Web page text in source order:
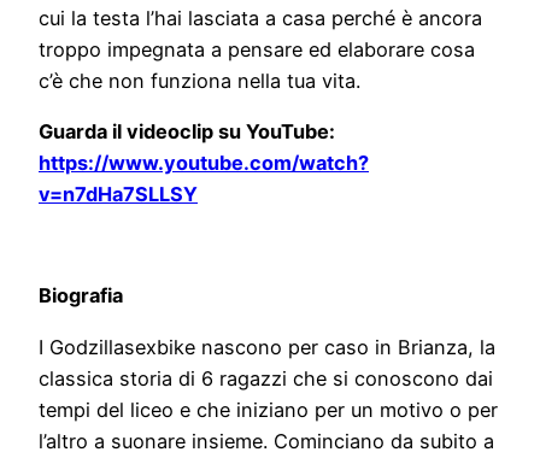
cui la testa l’hai lasciata a casa perché è ancora
troppo impegnata a pensare ed elaborare cosa
c’è che non funziona nella tua vita.
Guarda il videoclip su YouTube:
https://www.youtube.com/watch?
v=n7dHa7SLLSY
Biografia
I Godzillasexbike nascono per caso in Brianza, la
classica storia di 6 ragazzi che si conoscono dai
tempi del liceo e che iniziano per un motivo o per
l’altro a suonare insieme. Cominciano da subito a